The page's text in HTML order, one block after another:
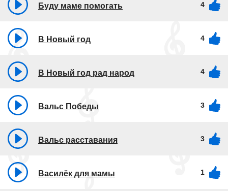
Буду маме помогать 4
В Новый год 4
В Новый год рад народ 4
Вальс Победы 3
Вальс расставания 3
Василёк для мамы 1